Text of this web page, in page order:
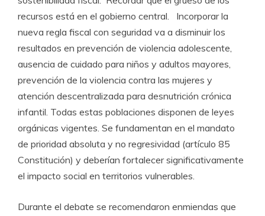
recursos está en el gobierno central. Incorporar la
nueva regla fiscal con seguridad va a disminuir los
resultados en prevención de violencia adolescente,
ausencia de cuidado para niños y adultos mayores,
prevención de la violencia contra las mujeres y
atención descentralizada para desnutrición crónica
infantil. Todas estas poblaciones disponen de leyes
orgánicas vigentes. Se fundamentan en el mandato
de prioridad absoluta y no regresividad (artículo 85
Constitución) y deberían fortalecer significativamente
el impacto social en territorios vulnerables.
Durante el debate se recomendaron enmiendas que